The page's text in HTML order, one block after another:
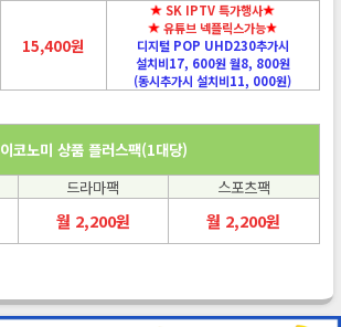
15,400원
SK IPTV 특가행사
유튜브 넥플릭스가능
디지털 POP UHD230추가시
설치비17, 600원 월8, 800원
(동시추가시 설치비11, 000원)
이코노미 상품 플러스팩(1대당)
드라마팩 스포츠팩
월 2,200원 월 2,200원